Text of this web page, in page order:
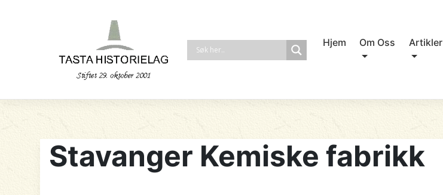
Hjem Om Oss Artikler
Stavanger Kemiske fabrikk